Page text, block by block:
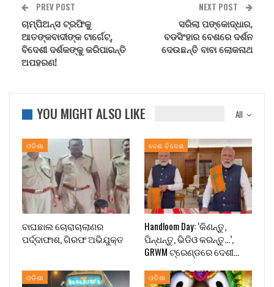
PREV POST
ଚାମ୍ପିଅନ୍ସ ଟ୍ରଫିକୁ
ଆତଙ୍କବାଦୀଙ୍କ ଟାର୍ଗେଟ୍,
ବିଦେଶୀ ଦର୍ଶକଙ୍କୁ କରିପାରନ୍ତି
ଅପହରଣ!
NEXT POST
ସରିଲା ପଙ୍କୋଦ୍ଧାର,
ବଡସିଂହାର ବେଶରେ ଦର୍ଶନ
ଦେଉଛନ୍ତି ବାବା ଲୋକନାଥ
All
YOU MIGHT ALSO LIKE
ଓଡିଶା
ବାଘଛାଲ ଚୋରାଚାଲାଣର
ପର୍ଦ୍ଦାଫାଶ, ଗିରଫ ଅଭିଯୁକ୍ତ
ଦେଶ ବିଦେଶ
Handloom Day: ‘କିଣନ୍ତୁ,
ପିନ୍ଧନ୍ତୁ, ଭିଡିଓ କରନ୍ତୁ…’,
GRWM ଟ୍ରେଣ୍ଡରେ ଦେଶୀ…
ଓଡିଶା ଓଡିଶା